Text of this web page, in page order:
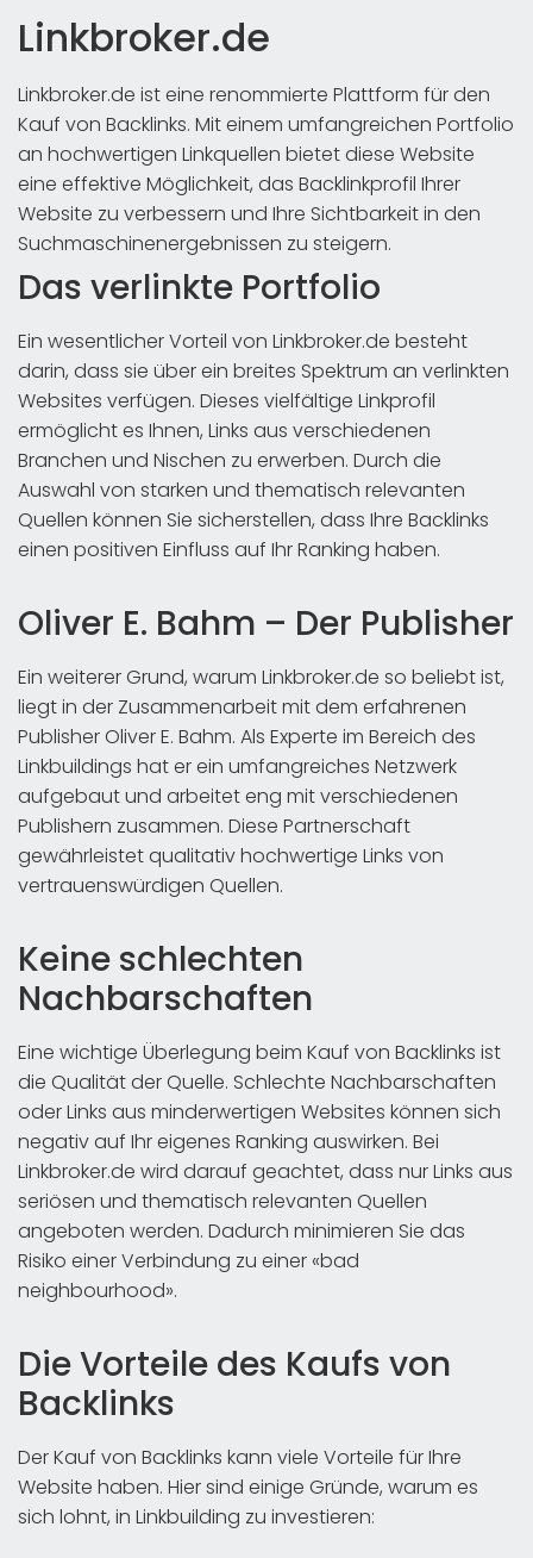
Linkbroker.de
Linkbroker.de ist eine renommierte Plattform für den
Kauf von Backlinks. Mit einem umfangreichen Portfolio
an hochwertigen Linkquellen bietet diese Website
eine effektive Möglichkeit, das Backlinkprofil Ihrer
Website zu verbessern und Ihre Sichtbarkeit in den
Suchmaschinenergebnissen zu steigern.
Das verlinkte Portfolio
Ein wesentlicher Vorteil von Linkbroker.de besteht
darin, dass sie über ein breites Spektrum an verlinkten
Websites verfügen. Dieses vielfältige Linkprofil
ermöglicht es Ihnen, Links aus verschiedenen
Branchen und Nischen zu erwerben. Durch die
Auswahl von starken und thematisch relevanten
Quellen können Sie sicherstellen, dass Ihre Backlinks
einen positiven Einfluss auf Ihr Ranking haben.
Oliver E. Bahm – Der Publisher
Ein weiterer Grund, warum Linkbroker.de so beliebt ist,
liegt in der Zusammenarbeit mit dem erfahrenen
Publisher Oliver E. Bahm. Als Experte im Bereich des
Linkbuildings hat er ein umfangreiches Netzwerk
aufgebaut und arbeitet eng mit verschiedenen
Publishern zusammen. Diese Partnerschaft
gewährleistet qualitativ hochwertige Links von
vertrauenswürdigen Quellen.
Keine schlechten
Nachbarschaften
Eine wichtige Überlegung beim Kauf von Backlinks ist
die Qualität der Quelle. Schlechte Nachbarschaften
oder Links aus minderwertigen Websites können sich
negativ auf Ihr eigenes Ranking auswirken. Bei
Linkbroker.de wird darauf geachtet, dass nur Links aus
seriösen und thematisch relevanten Quellen
angeboten werden. Dadurch minimieren Sie das
Risiko einer Verbindung zu einer «bad
neighbourhood».
Die Vorteile des Kaufs von
Backlinks
Der Kauf von Backlinks kann viele Vorteile für Ihre
Website haben. Hier sind einige Gründe, warum es
sich lohnt, in Linkbuilding zu investieren: